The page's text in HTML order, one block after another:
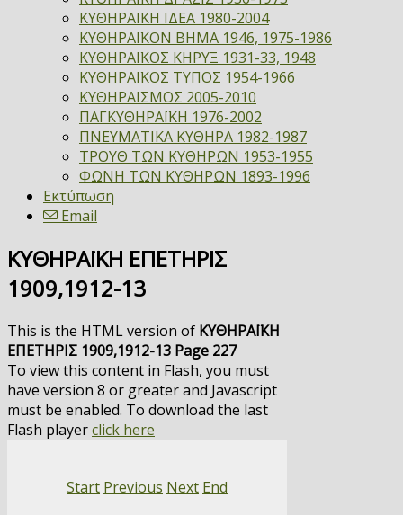
ΚΥΘΗΡΑΪΚΗ ΙΔΕΑ 1980-2004
ΚΥΘΗΡΑΪΚΟΝ ΒΗΜΑ 1946, 1975-1986
ΚΥΘΗΡΑΪΚΟΣ ΚΗΡΥΞ 1931-33, 1948
ΚΥΘΗΡΑΪΚΟΣ ΤΥΠΟΣ 1954-1966
ΚΥΘΗΡΑΪΣΜΟΣ 2005-2010
ΠΑΓΚΥΘΗΡΑΪΚΗ 1976-2002
ΠΝΕΥΜΑΤΙΚΑ ΚΥΘΗΡΑ 1982-1987
ΤΡΟΥΘ ΤΩΝ ΚΥΘΗΡΩΝ 1953-1955
ΦΩΝΗ ΤΩΝ ΚΥΘΗΡΩΝ 1893-1996
Εκτύπωση
Email
ΚΥΘΗΡΑΪΚΗ ΕΠΕΤΗΡΙΣ
1909,1912-13
This is the HTML version of ΚΥΘΗΡΑΪΚΗ
ΕΠΕΤΗΡΙΣ 1909,1912-13 Page 227
To view this content in Flash, you must
have version 8 or greater and Javascript
must be enabled. To download the last
Flash playerclick here
Start Previous Next End